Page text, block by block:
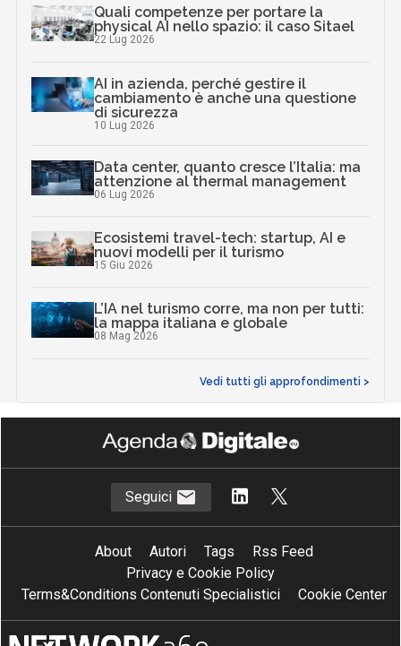
Quali competenze per portare la
physical AI nello spazio: il caso Sitael
22 Lug 2026
AI in azienda, perché gestire il
cambiamento è anche una questione
di sicurezza
10 Lug 2026
Data center, quanto cresce l’Italia: ma
attenzione al thermal management
06 Lug 2026
Ecosistemi travel-tech: startup, AI e
nuovi modelli per il turismo
15 Giu 2026
L’IA nel turismo corre, ma non per tutti:
la mappa italiana e globale
08 Mag 2026
Vedi tutti gli approfondimenti >
Seguici
About Autori Tags
Rss Feed
Privacy e Cookie Policy
Terms&Conditions Contenuti Specialistici
Cookie Center